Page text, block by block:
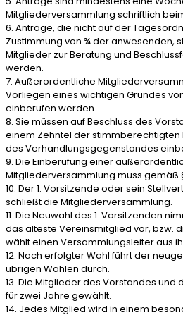
Mitgliederversammlung schriftlich
6. Anträge, die nicht auf der
Zustimmung von ¾ der anwesenden,
Mitglieder zur Beratung und
werden.
7. Außerordentliche
Vorliegen eines wichtigen Grundes
einberufen werden.
8. Sie müssen auf Beschluss des
einem Zehntel der
des Verhandlungsgegenstandes
9. Die Einberufung einer
Mitgliederversammlung muss gemäß
10. Der 1. Vorsitzende oder sein
schließt die Mitgliederversammlung.
11. Die Neuwahl des 1. Vorsitzenden
das älteste Vereinsmitglied vor, bzw.
wählt einen Versammlungsleiter aus
12. Nach erfolgter Wahl führt der
übrigen Wahlen durch.
13. Die Mitglieder des Vorstandes
für zwei Jahre gewählt.
14. Jedes Mitglied wird in einem